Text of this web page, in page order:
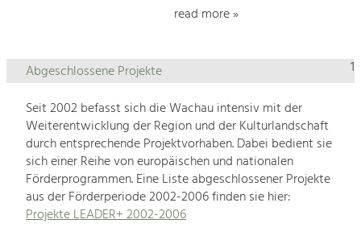
read more »
1
Abgeschlossene Projekte
Seit 2002 befasst sich die Wachau intensiv mit der
Weiterentwicklung der Region und der Kulturlandschaft
durch entsprechende Projektvorhaben. Dabei bedient sie
sich einer Reihe von europäischen und nationalen
Förderprogrammen. Eine Liste abgeschlossener Projekte
aus der Förderperiode 2002-2006 finden sie hier:
Projekte LEADER+ 2002-2006